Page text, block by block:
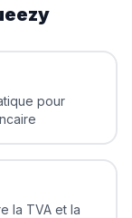
pour
la TVA et la